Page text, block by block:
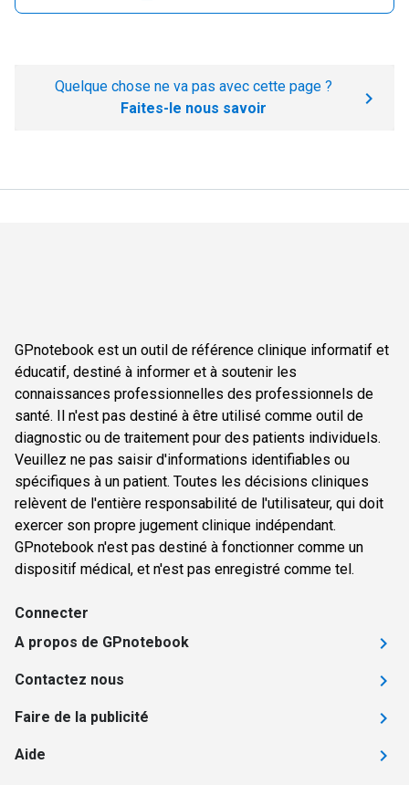
Quelque chose ne va pas avec cette page ?
Faites-le nous savoir
GPnotebook est un outil de référence clinique informatif et
éducatif, destiné à informer et à soutenir les
connaissances professionnelles des professionnels de
santé. Il n'est pas destiné à être utilisé comme outil de
diagnostic ou de traitement pour des patients individuels.
Veuillez ne pas saisir d'informations identifiables ou
spécifiques à un patient. Toutes les décisions cliniques
relèvent de l'entière responsabilité de l'utilisateur, qui doit
exercer son propre jugement clinique indépendant.
GPnotebook n'est pas destiné à fonctionner comme un
dispositif médical, et n'est pas enregistré comme tel.
Connecter
A propos de GPnotebook
Contactez nous
Faire de la publicité
Aide